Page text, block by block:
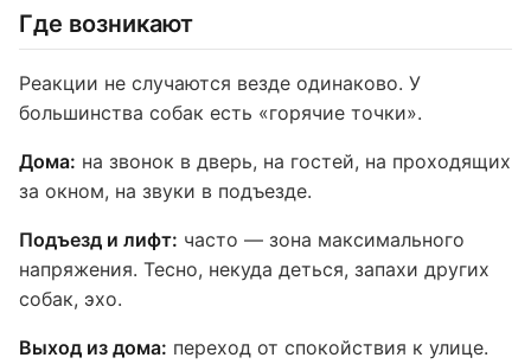
Где возникают
Реакции не случаются везде одинаково. У
большинства собак есть «горячие точки».
Дома: на звонок в дверь, на гостей, на проходящих
за окном, на звуки в подъезде.
Подъезд и лифт: часто — зона максимального
напряжения. Тесно, некуда деться, запахи других
собак, эхо.
Выход из дома: переход от спокойствия к улице.